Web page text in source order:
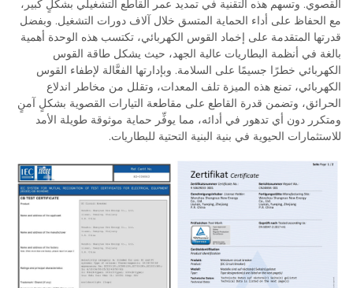
القصوي. وتسهم هذه التقنية في تمديد عمر القاطع التشغيلي بشكلٍ كبير،
مع الحفاظ على أداء الحماية المتسق خلال آلاف دورات التشغيل. وبفضل
قدرتها المتقدمة على إخماد القوس الكهربائي، تكتسب هذه الوحدة أهمية
بالغة في أنظمة البطاريات عالية الجهد، حيث يشكل طاقة القوس
الكهربائي خطرًا جسيمًا على السلامة. وبإدارتها الفعَّالة لإطفاء القوس
الكهربائي، تمنع هذه الميزة تلف المعدات، وتقلل من مخاطر اندلاع
الحرائق، وتضمن قدرة القاطع على مقاطعة التيارات القصوية بشكلٍ آمنٍ
ومتكرر دون أي تدهور في أدائه، مما يوفِّر حماية موثوقة طويلة الأمد
للاستثمارات الحيوية في بنية البنية التحتية للبطاريات.